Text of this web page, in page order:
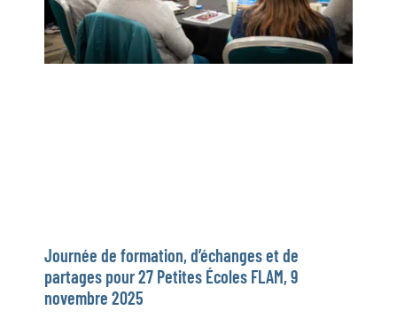
Journée de formation, d’échanges et de
partages pour 27 Petites Écoles FLAM, 9
novembre 2025